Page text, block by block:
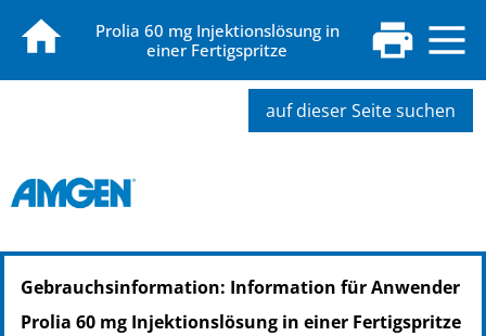
Prolia 60 mg Injektionslösung in
einer Fertigspritze
auf dieser Seite suchen
PZN: 06145082
PPN: 110614508233
NTIN: 04150061450828
Gebrauchsinformation: Information für Anwender
Prolia 60 mg Injektionslösung in einer Fertigspritze